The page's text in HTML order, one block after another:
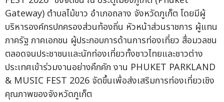
Gateway) ตำบลไม้ขาว อำเภอถลาง จังหวัดภูเก็ต โดยมีผู้
บริหารองค์กรปกครองส่วนท้องถิ่น หัวหน้าส่วนราชการ ผู้แทน
ภาครัฐ ภาคเอกชน ผู้ประกอบการด้านการท่องเที่ยว สื่อมวลชน
ตลอดจนประชาชนและนักท่องเที่ยวทั้งชาวไทยและชาวต่าง
ประเทศเข้าร่วมงานอย่างคึกคัก งาน PHUKET PARKLAND
& MUSIC FEST 2026 จัดขึ้นเพื่อส่งเสริมการท่องเที่ยวเชิง
คุณภาพของจังหวัดภูเก็ต